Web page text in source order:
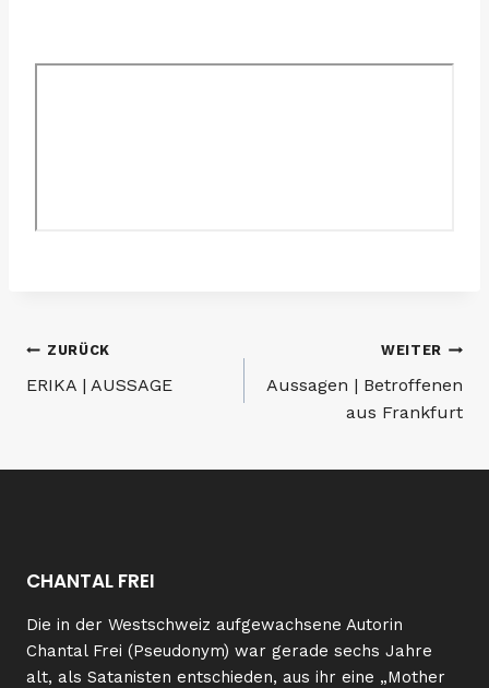
Beitragsnavigation
ZURÜCK
ERIKA | AUSSAGE
WEITER
Aussagen | Betroffenen
aus Frankfurt
CHANTAL FREI
Die in der Westschweiz aufgewachsene Autorin
Chantal Frei (Pseudonym) war gerade sechs Jahre
alt, als Satanisten entschieden, aus ihr eine „Mother